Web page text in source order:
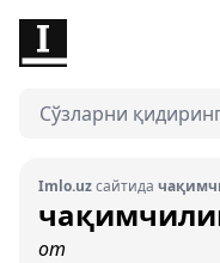
Imlo.uzсайтида
от